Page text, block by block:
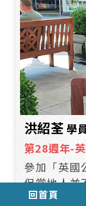
洪紹荃 學員
第28週年-
參加「英國
但當地人並
「主動」，
回首頁